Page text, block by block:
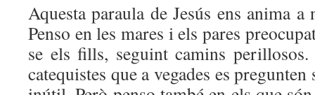
Aquesta paraula de Jesús ens anima a
Penso en les mares i els pares
se els fills, seguint camins
catequistes que a vegades es